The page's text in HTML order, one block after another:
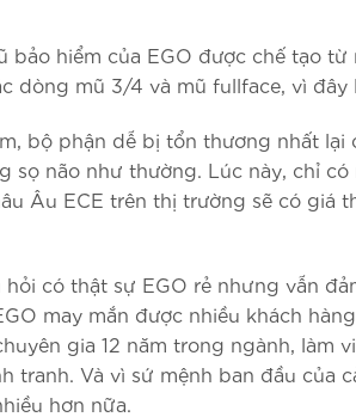
bảo hiểm của EGO được chế tạo
dòng mũ 3/4 và mũ fullface, vì
bộ phận dễ bị tổn thương nhất
sọ não như thường. Lúc này, chỉ
Âu ECE trên thị trường sẽ có giá
hỏi có thật sự EGO rẻ nhưng vẫn
may mắn được nhiều khách
gia 12 năm trong ngành, làm
tranh. Và vì sứ mệnh ban đầu của
hơn nữa.